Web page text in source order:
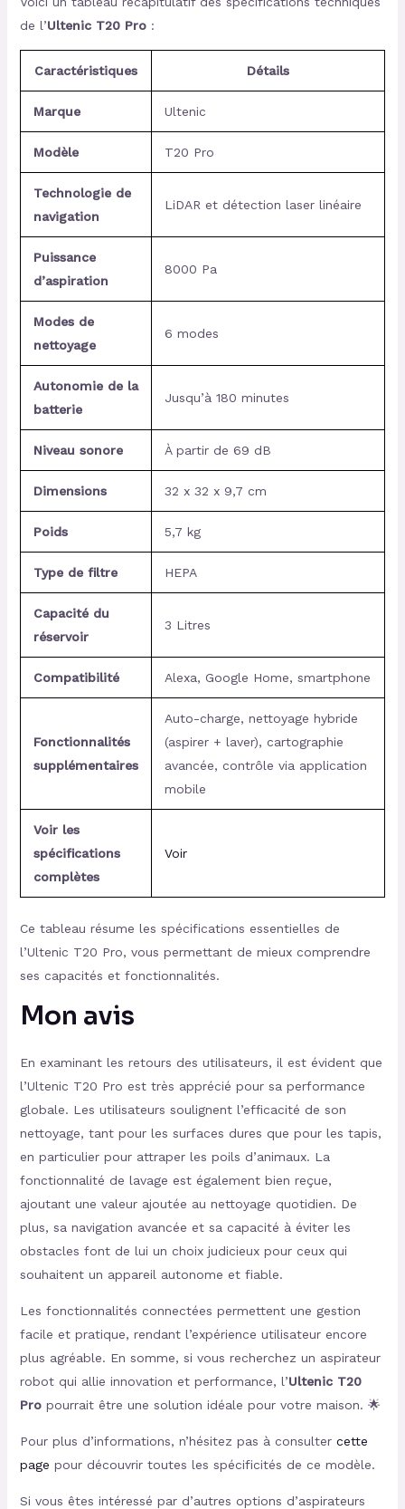
de l’Ultenic T20 Pro:
Caractéristiques Détails
Marque Ultenic
Modèle T20 Pro
Technologie de
navigation
LiDAR et détection laser linéaire
Puissance
d’aspiration
8000 Pa
Modes de
nettoyage
6 modes
Autonomie de la
batterie
Jusqu’à 180 minutes
Niveau sonore À partir de 69 dB
Dimensions 32 x 32 x 9,7 cm
Poids 5,7 kg
Type de filtre HEPA
Capacité du
réservoir
3 Litres
Compatibilité Alexa, Google Home, smartphone
Fonctionnalités
supplémentaires
Auto-charge, nettoyage hybride
(aspirer + laver), cartographie
avancée, contrôle via application
mobile
Voir les
spécifications
complètes
Voir
Ce tableau résume les spécifications essentielles de
l’Ultenic T20 Pro, vous permettant de mieux comprendre
ses capacités et fonctionnalités.
Mon avis
En examinant les retours des utilisateurs, il est évident que
l’Ultenic T20 Pro est très apprécié pour sa performance
globale. Les utilisateurs soulignent l’efficacité de son
nettoyage, tant pour les surfaces dures que pour les tapis,
en particulier pour attraper les poils d’animaux. La
fonctionnalité de lavage est également bien reçue,
ajoutant une valeur ajoutée au nettoyage quotidien. De
plus, sa navigation avancée et sa capacité à éviter les
obstacles font de lui un choix judicieux pour ceux qui
souhaitent un appareil autonome et fiable.
Les fonctionnalités connectées permettent une gestion
facile et pratique, rendant l’expérience utilisateur encore
plus agréable. En somme, si vous recherchez un aspirateur
robot qui allie innovation et performance, l’Ultenic T20
Propourrait être une solution idéale pour votre maison. 🌟
Pour plus d’informations, n’hésitez pas à consulter cette
page pour découvrir toutes les spécificités de ce modèle.
Si vous êtes intéressé par d’autres options d’aspirateurs